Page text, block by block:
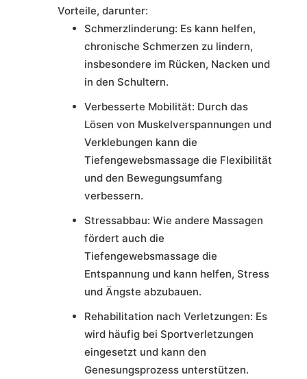
Vorteile, darunter:
Schmerzlinderung: Es kann helfen,
chronische Schmerzen zu lindern,
insbesondere im Rücken, Nacken und
in den Schultern.
Verbesserte Mobilität: Durch das
Lösen von Muskelverspannungen und
Verklebungen kann die
Tiefengewebsmassage die Flexibilität
und den Bewegungsumfang
verbessern.
Stressabbau: Wie andere Massagen
fördert auch die
Tiefengewebsmassage die
Entspannung und kann helfen, Stress
und Ängste abzubauen.
Rehabilitation nach Verletzungen: Es
wird häufig bei Sportverletzungen
eingesetzt und kann den
Genesungsprozess unterstützen.